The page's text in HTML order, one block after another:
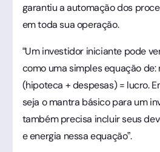
garantiu a automação dos
em toda sua operação.
“Um investidor iniciante pode
como uma simples equação de:
(hipoteca + despesas) = ​​lucro.
seja o mantra básico para um
também precisa incluir seus
e energia nessa equação”.